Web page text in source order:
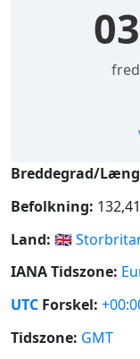
Breddegrad/
Befolkning:
Land: 🇬🇧
IANA Tidszone:
UTC Forskel:
Tidszone: GMT